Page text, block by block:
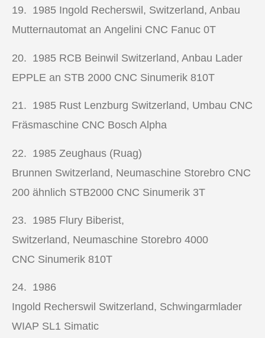
19. 1985 Ingold Recherswil, Switzerland, Anbau
Mutternautomat an Angelini CNC Fanuc 0T
20. 1985 RCB Beinwil Switzerland, Anbau Lader
EPPLE an STB 2000 CNC Sinumerik 810T
21. 1985 Rust Lenzburg Switzerland, Umbau CNC
Fräsmaschine CNC Bosch Alpha
22. 1985 Zeughaus (Ruag)
Brunnen Switzerland, Neumaschine Storebro CNC
200 ähnlich STB2000 CNC Sinumerik 3T
23. 1985 Flury Biberist,
Switzerland, Neumaschine Storebro 4000
CNC Sinumerik 810T
24. 1986
Ingold Recherswil Switzerland, Schwingarmlader
WIAP SL1 Simatic